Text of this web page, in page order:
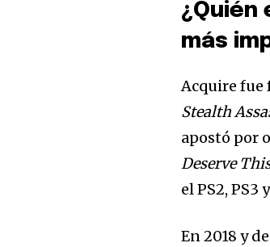
¿Quién
más
Acquire fue
Stealth
apostó por
Deserve
el PS2,
En 2018 y